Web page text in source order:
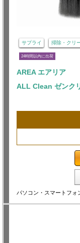
サプライ 掃除・クリ
24時間以内に出荷
AREA エアリア
ALL Clean ゼンク
パソコン・スマートフ